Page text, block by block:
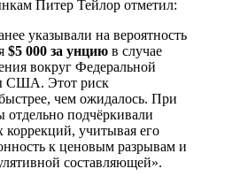
Питер Тейлор отметил:
указывали на вероятность
$5 000 за унцию в случае
вокруг Федеральной
США. Этот риск
чем ожидалось. При
отдельно подчёркивали
коррекций, учитывая его
к ценовым разрывам и
составляющей».